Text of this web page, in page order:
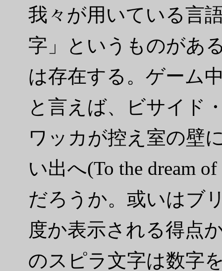
我々が用いている言
字」というものがあ
は存在する。ゲーム
と言えば、ビサイド
ワッカが控え室の壁
い出へ(To the dream
だろうか。或いはブ
度か表示される得点
のスピラ文字は数字